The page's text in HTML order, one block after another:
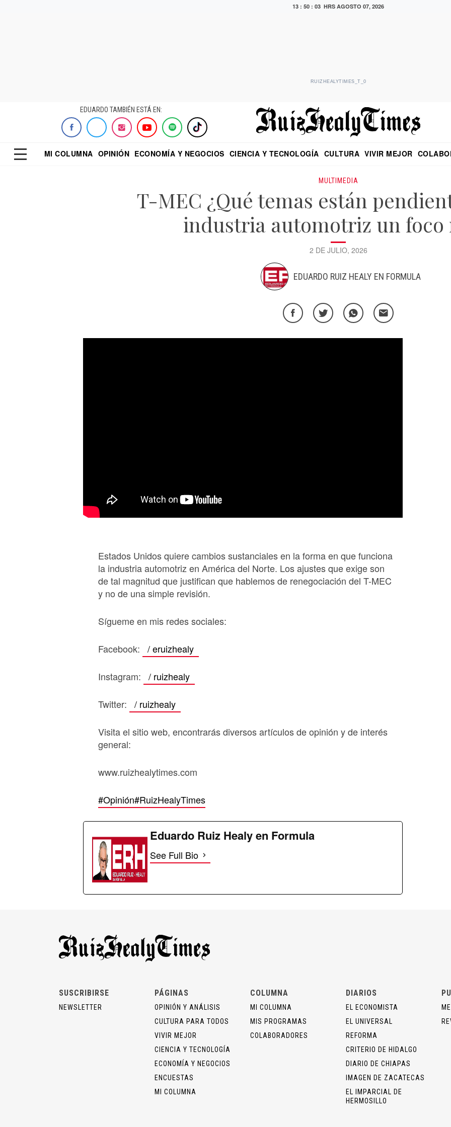
13 : 50 : 03 HRS AGOSTO 07, 2026
RUIZHEALYTIMES_T_0
EDUARDO TAMBIÉN ESTÁ EN:
MI COLUMNA OPINIÓN ECONOMÍA Y NEGOCIOS CIENCIA Y TECNOLOGÍA CULTURA VIVIR MEJOR
MULTIMEDIA
T-MEC ¿Qué temas están
industria automotriz un foco
2 DE JULIO, 2026
EDUARDO RUIZ HEALY EN FORMULA
Estados Unidos quiere cambios sustanciales en la forma en que funciona
la industria automotriz en América del Norte. Los ajustes que exige son
de tal magnitud que justifican que hablemos de renegociación del T-MEC
y no de una simple revisión.
Sígueme en mis redes sociales:
Facebook: / eruizhealy
Instagram: / ruizhealy
Twitter: / ruizhealy
Visita el sitio web, encontrarás diversos artículos de opinión y de interés
general:
www.ruizhealytimes.com
#Opinión#RuizHealyTimes
Eduardo Ruiz Healy en Formula
See Full Bio
SUSCRIBIRSE
NEWSLETTER
PÁGINAS
OPINIÓN Y ANÁLISIS
CULTURA PARA TODOS
VIVIR MEJOR
CIENCIA Y TECNOLOGÍA
ECONOMÍA Y NEGOCIOS
ENCUESTAS
MI COLUMNA
COLUMNA
MI COLUMNA
MIS PROGRAMAS
COLABORADORES
DIARIOS
EL ECONOMISTA
EL UNIVERSAL
REFORMA
CRITERIO DE HIDALGO
DIARIO DE CHIAPAS
IMAGEN DE ZACATECAS
EL IMPARCIAL DE
HERMOSILLO